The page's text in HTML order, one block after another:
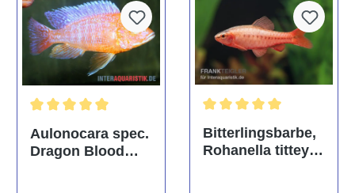
Durchschnittliche Bewertung von 5 von 5 Sternen
Aulonocara spec.
Dragon Blood
Bitterlingsbarbe,
Rohanella titteya,